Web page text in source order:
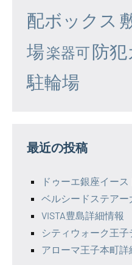
配ボックス
場楽器可防犯
駐輪場
最近の投稿
ドゥーエ銀座イー
ベルシードステアー
VISTA豊島詳細情報
シティウォーク王
アローマ王子本町詳